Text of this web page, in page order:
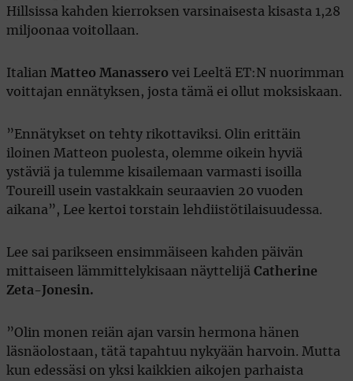
Hillsissa kahden kierroksen varsinaisesta kisasta 1,28
miljoonaa voitollaan.
Italian Matteo Manassero vei Leeltä ET:N nuorimman
voittajan ennätyksen, josta tämä ei ollut moksiskaan.
”Ennätykset on tehty rikottaviksi. Olin erittäin
iloinen Matteon puolesta, olemme oikein hyviä
ystäviä ja tulemme kisailemaan varmasti isoilla
Toureill usein vastakkain seuraavien 20 vuoden
aikana”, Lee kertoi torstain lehdiistötilaisuudessa.
Lee sai parikseen ensimmäiseen kahden päivän
mittaiseen lämmittelykisaan näyttelijä Catherine
Zeta-Jonesin.
”Olin monen reiän ajan varsin hermona hänen
läsnäolostaan, tätä tapahtuu nykyään harvoin. Mutta
kun edessäsi on yksi kaikkien aikojen parhaista